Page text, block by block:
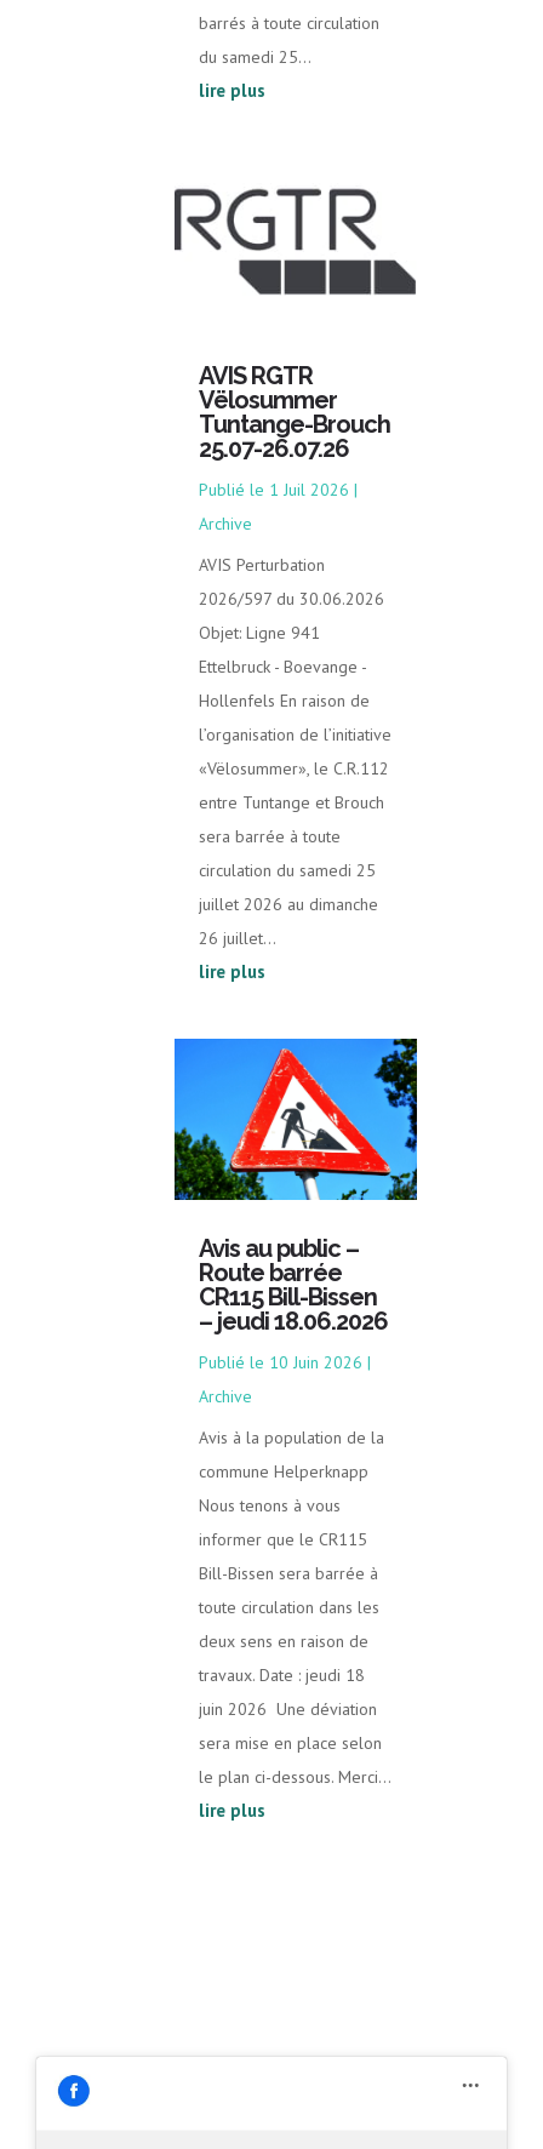
barrés à toute circulation
du samedi 25...
lire plus
AVIS RGTR
Vëlosummer
Tuntange-Brouch
25.07-26.07.26
1 Juil 2026 |
Archive
AVIS Perturbation
2026/597 du 30.06.2026
Objet: Ligne 941
Ettelbruck - Boevange -
Hollenfels En raison de
l’organisation de l’initiative
«Vëlosummer», le C.R.112
entre Tuntange et Brouch
sera barrée à toute
circulation du samedi 25
juillet 2026 au dimanche
26 juillet...
lire plus
Avis au public –
Route barrée
CR115 Bill-Bissen
– jeudi 18.06.2026
10 Juin 2026 |
Archive
Avis à la population de la
commune Helperknapp
Nous tenons à vous
informer que le CR115
Bill-Bissen sera barrée à
toute circulation dans les
deux sens en raison de
travaux. Date : jeudi 18
juin 2026 Une déviation
sera mise en place selon
le plan ci-dessous. Merci...
lire plus